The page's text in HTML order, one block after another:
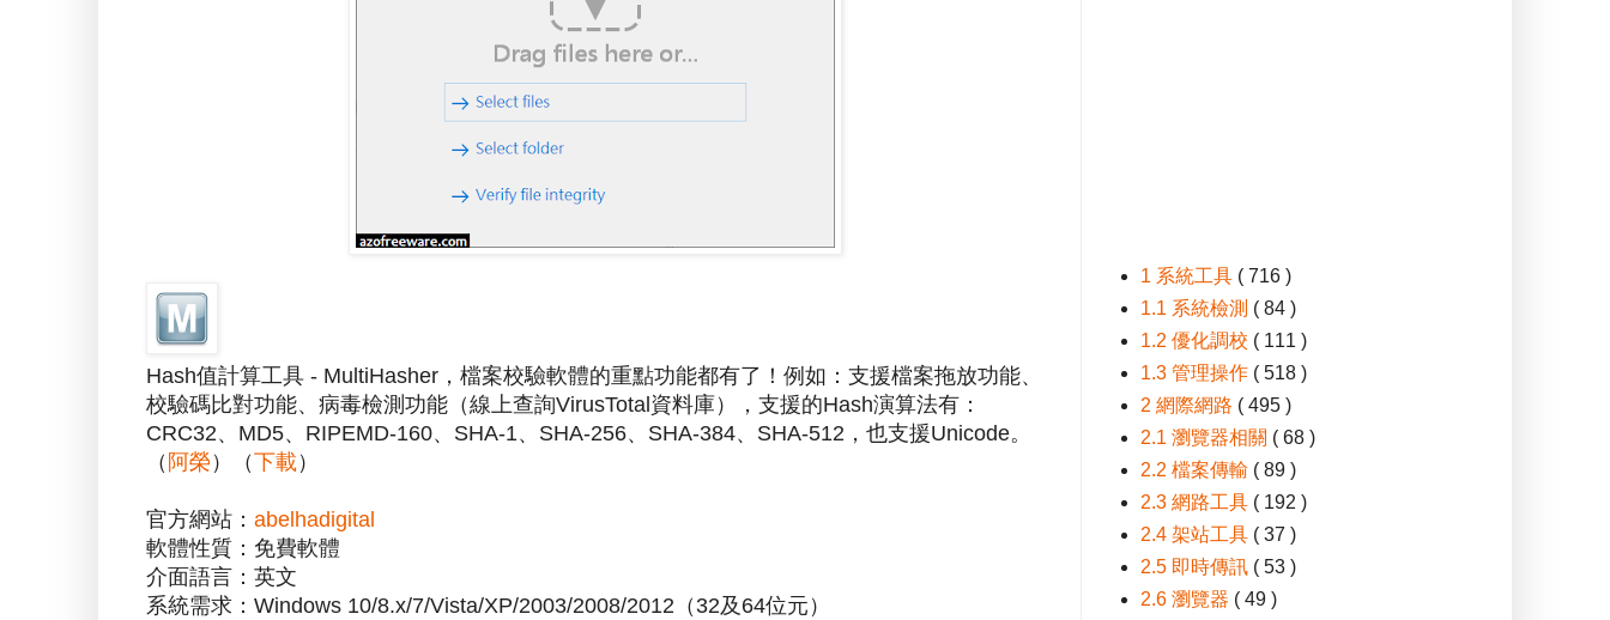
Hash值計算工具 - MultiHasher，檔案校驗軟體的重點功能都有了！例如：支援檔案拖放功能、
校驗碼比對功能、病毒檢測功能（線上查詢VirusTotal資料庫），支援的Hash演算法有：
CRC32、MD5、RIPEMD-160、SHA-1、SHA-256、SHA-384、SHA-512，也支援Unicode。
（ 阿榮 ）（下載）
官方網站： abelhadigital
軟體性質：免費軟體
介面語言：英文
系統需求：Windows 10/8.x/7/Vista/XP/2003/2008/2012（32及64位元）
1 系統工具 ( 716 )
1.1 系統檢測 ( 84 )
1.2 優化調校 ( 111 )
1.3 管理操作 ( 518 )
2 網際網路 ( 495 )
2.1 瀏覽器相關 ( 68 )
2.2 檔案傳輸 ( 89 )
2.3 網路工具 ( 192 )
2.4 架站工具 ( 37 )
2.5 即時傳訊 ( 53 )
2.6 瀏覽器 ( 49 )